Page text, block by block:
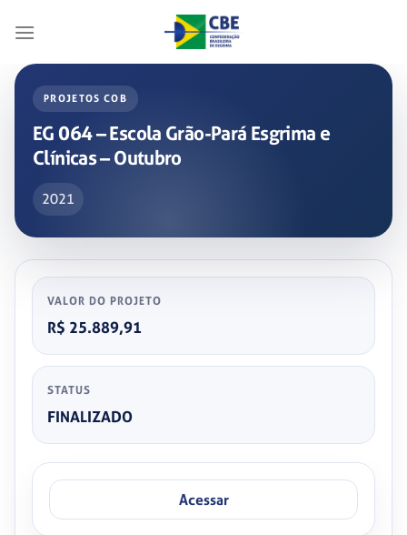
PROJETOS COB
EG 064 – Escola Grão-Pará Esgrima e
Clínicas – Outubro
2021
VALOR DO PROJETO
R$ 25.889,91
STATUS
FINALIZADO
Acessar